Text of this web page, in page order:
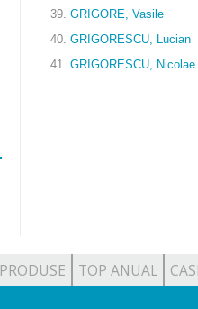
39. GRIGORE, Vasile
40. GRIGORESCU, Lucian
41. GRIGORESCU, Nicolae
PRODUSE TOP ANUAL